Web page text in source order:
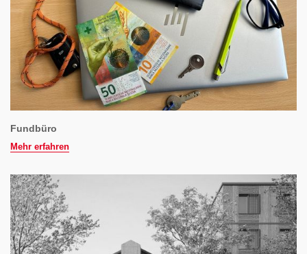
Fundbüro
Mehr erfahren